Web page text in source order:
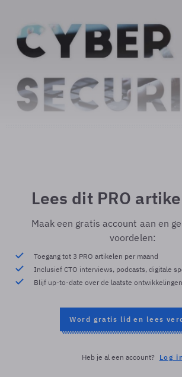
Lees dit PRO
Maak een gratis account aan en
voordelen:
Toegang tot 3 PRO artikelen per maand
Inclusief CTO interviews, podcasts, digitale
Blijf up-to-date over de laatste
Word gratis lid en lees
Heb je al een account? Log